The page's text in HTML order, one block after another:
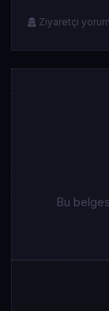
Ziyaretçi
Bu